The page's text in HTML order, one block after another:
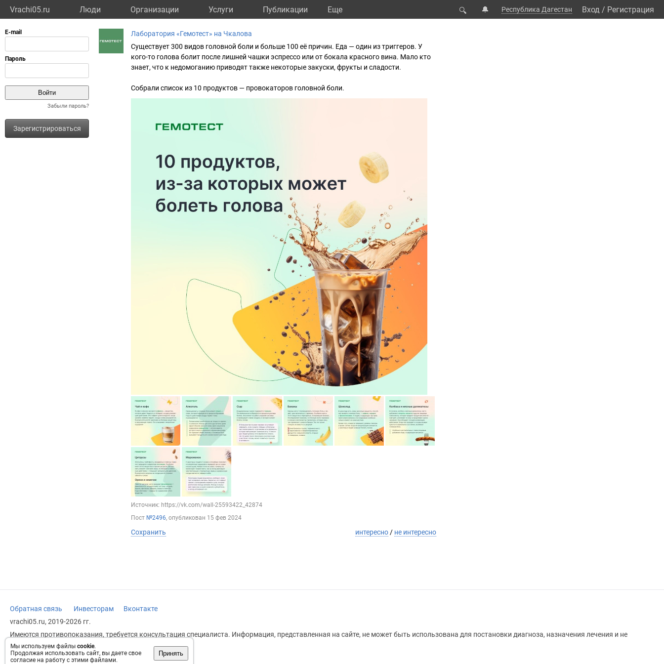
Vrachi05.ru Люди Организации Услуги Публикации Eще 🔍 🔔 Республика Дагестан Вход / Регистрация
Забыли пароль?
Зарегистрироваться
Мы используем файлы cookie.
Продолжая использовать сайт, вы даете свое
согласие на работу с этими файлами.
Принять
Лаборатория «Гемотест» на Чкалова
Существует 300 видов головной боли и больше 100 её причин. Еда — один из триггеров. У
кого-то голова болит после лишней чашки эспрессо или от бокала красного вина. Мало кто
знает, что к недомоганию приводят также некоторые закуски, фрукты и сладости.
Собрали список из 10 продуктов — провокаторов головной боли.
Источник: https://vk.com/wall-25593422_42874
Пост №2496, опубликован 15 фев 2024
Сохранить интересно / не интересно
Обратная связь Инвесторам
Вконтакте
vrachi05.ru, 2019-2026 гг.
Имеются противопоказания, требуется консультация специалиста. Информация, представленная на сайте, не может быть использована для постановки диагноза, назначения лечения и не
заменяет прием врача.
Возрастное ограничение: 18+